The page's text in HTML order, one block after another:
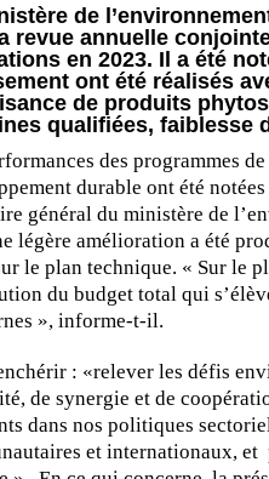
de
revue annuelle
en 2023. Il a été
ont été réalisés
de produits
qualifiées, faiblesse
des programmes
durable ont été
général du ministère de
légère amélioration a été
le plan technique. « Sur le
du budget total qui
», informe-t-il.
: «relever les défis
de synergie et de
dans nos politiques
et internationaux, et